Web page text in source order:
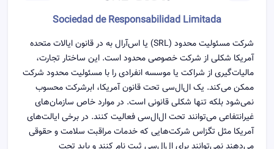
Sociedad de Responsabilidad Limitada
شرکت مسئولیت محدود (SRL) یا اس‌آر‌ال به در قانون ایالات متحده
آمریکا شکلی از شرکت خصوصی محدود است. این ساختار تجارت،
مالیات‌گیری از شراکت یا موسسه انفرادی را با مسئولیت محدود شرکت
ممکن می‌کند. یک ال‌ال‌سی تحت قانون آمریکا، ابرشرکت محسوب
نمی‌شود بلکه تنها شکلی قانونی است. در موارد خاص سازمان‌های
غیرانتفاعی می‌توانند تحت ال‌ال‌سی فعالیت کنند. در برخی ایالت‌های
آمریکا مثل تگزاس شرکت‌هایی که خدمات مراقبت سلامت و حقوقی